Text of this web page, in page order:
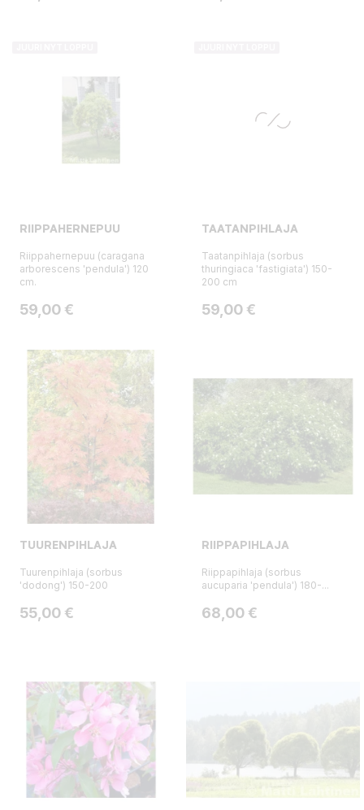
RIIPPAHERNEPUU
Riippahernepuu (caragana
arborescens 'pendula') 120
cm.
Hinta
59,00 €
TAATANPIHLAJA
Taatanpihlaja (sorbus
thuringiaca 'fastigiata') 150-
200 cm
Hinta
59,00 €
TUURENPIHLAJA
Tuurenpihlaja (sorbus
'dodong') 150-200
Hinta
55,00 €
RIIPPAPIHLAJA
Riippapihlaja (sorbus
aucuparia 'pendula') 180-...
Hinta
68,00 €